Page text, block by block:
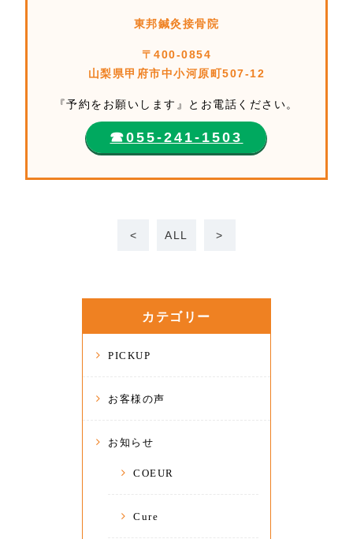
東邦鍼灸接骨院
〒400-0854
山梨県甲府市中小河原町507-12
『予約をお願いします』とお電話ください。
☎︎055-241-1503
< ALL >
カテゴリー
PICKUP
お客様の声
お知らせ
COEUR
Cure